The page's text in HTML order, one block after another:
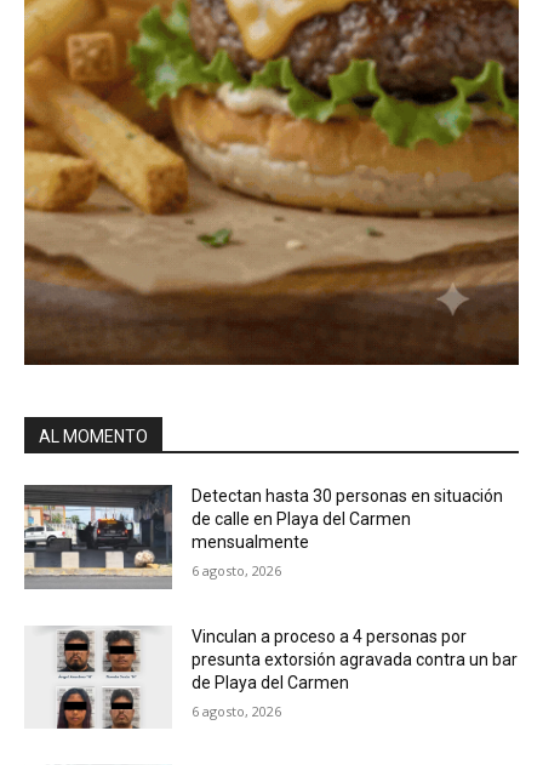
AL MOMENTO
Detectan hasta 30 personas en situación
de calle en Playa del Carmen
mensualmente
6 agosto, 2026
Vinculan a proceso a 4 personas por
presunta extorsión agravada contra un bar
de Playa del Carmen
6 agosto, 2026